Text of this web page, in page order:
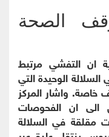
الصحة
ان التفشي مرتبط
الوحيدة التي
واشار المركز
الى ان الفحوصات
مقلقة في السلالة